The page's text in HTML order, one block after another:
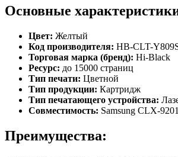
Основные
Цвет: Желтый
Код производителя: HB-CLT-
Торговая марка (бренд): Hi-Black
Ресурс: до 15000 страниц
Тип печати: Цветной
Тип продукции: Картридж
Тип печатающего устройства:
Совместимость: Samsung CLX-
Преимущества: